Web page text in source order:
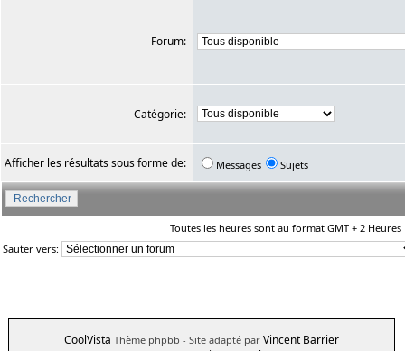
Forum:
Catégorie:
Afficher les résultats sous forme de: Messages Sujets
Toutes les heures sont au format GMT + 2 Heures
Sauter vers:
CoolVista Thème phpbb - Site adapté par Vincent Barrier